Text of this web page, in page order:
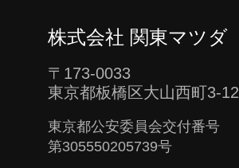
株式会社 関東マツダ
〒173-0033
東京都板橋区大山西町3-12
東京都公安委員会交付番号
第305550205739号